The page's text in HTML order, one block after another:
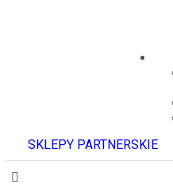
SKLEPY PARTNERSKIE